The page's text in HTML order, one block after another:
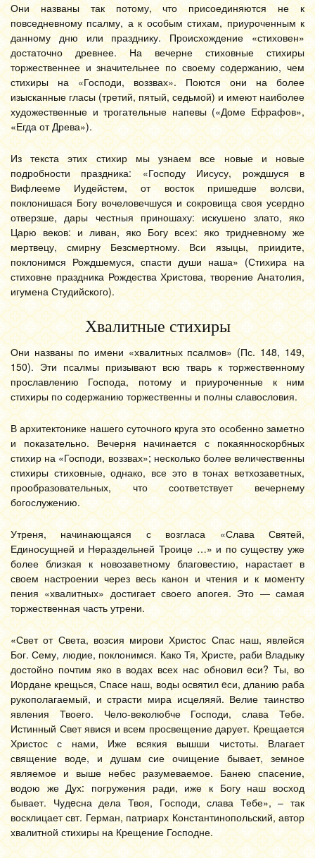
Они названы так потому, что присоединяются не к
повседневному псалму, а к особым стихам, приуроченным к
данному дню или празднику. Происхождение «стиховен»
достаточно древнее. На вечерне стиховные стихиры
торжественнее и значительнее по своему содержанию, чем
стихиры на «Господи, воззвах». Поются они на более
изысканные гласы (третий, пятый, седьмой) и имеют наиболее
художественные и трогательные напевы («Доме Ефрафов»,
«Егда от Древа»).
Из текста этих стихир мы узнаем все новые и новые
подробности праздника: «Господу Иисусу, рождшуся в
Вифлееме Иудейстем, от восток пришедше волсви,
поклонишася Богу вочеловечшуся и сокровища своя усердно
отверзше, дары честныя приношаху: искушено злато, яко
Царю веков: и ливан, яко Богу всех: яко тридневному же
мертвецу, смирну Безсмертному. Вси языцы, приидите,
поклонимся Рождшемуся, спасти души наша» (Стихира на
стиховне праздника Рождества Христова, творение Анатолия,
игумена Студийского).
Хвалитные стихиры
Они названы по имени «хвалитных псалмов» (Пс. 148, 149,
150). Эти псалмы призывают всю тварь к торжественному
прославлению Господа, потому и приуроченные к ним
стихиры по содержанию торжественны и полны славословия.
В архитектонике нашего суточного круга это особенно заметно
и показательно. Вечерня начинается с покаянноскорбных
стихир на «Господи, воззвах»; несколько более величественны
стихиры стиховные, однако, все это в тонах ветхозаветных,
прообразовательных, что соответствует вечернему
богослужению.
Утреня, начинающаяся с возгласа «Слава Святей,
Единосущней и Нераздельней Троице …» и по существу уже
более близкая к новозаветному благовестию, нарастает в
своем настроении через весь канон и чтения и к моменту
пения «хвалитных» достигает своего апогея. Это — самая
торжественная часть утрени.
«Свет от Света, возсия мирови Христос Спас наш, явлейся
Бог. Сему, людие, поклонимся. Како Тя, Христе, раби Владыку
достойно почтим яко в водах всех нас обновил eси? Ты, во
Иoрдане крещься, Спасе наш, воды освятил eси, дланию раба
рукополагаемый, и страсти мира исцеляяй. Велие таинство
явления Твоего. Чело-веколюбче Господи, слава Тебе.
Истинный Свет явися и всем просвещение дарует. Крещается
Христос с нами, Иже всякия вышши чистоты. Влагает
священие воде, и душам сие очищение бывает, земное
являемое и выше небес разумеваемое. Банею спасение,
водою же Дух: погружения ради, иже к Богу наш восход
бывает. Чудeсна дела Твоя, Господи, слава Тебе», – так
восклицает свт. Герман, патриарх Константинопольский, автор
хвалитной стихиры на Крещение Господне.